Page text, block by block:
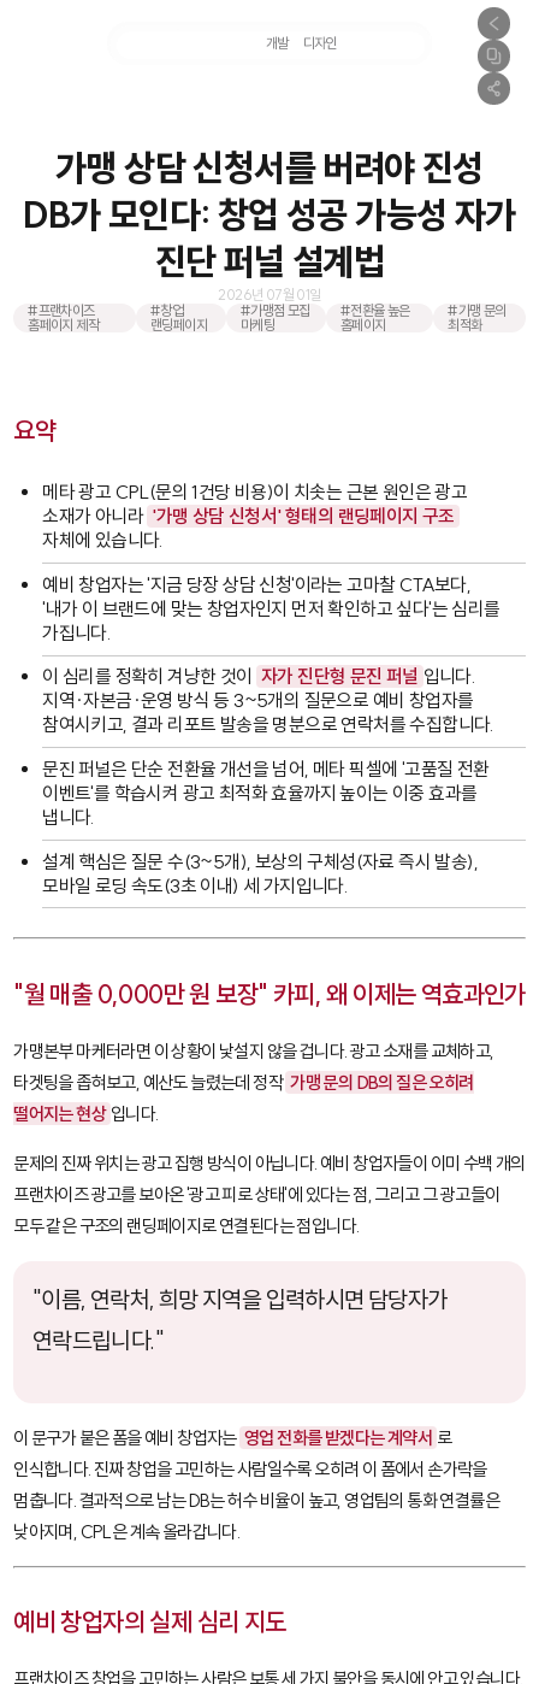
개발 디자인
가맹 상담 신청서를 버려야 진성
DB가 모인다: 창업 성공 가능성 자가
진단 퍼널 설계법
2026년 07월 01일
#프랜차이즈
홈페이지 제작
#창업
랜딩페이지
#가맹점 모집
마케팅
#전환율 높은
홈페이지
#가맹 문의
최적화
요약
메타 광고 CPL(문의 1건당 비용)이 치솟는 근본 원인은 광고
소재가 아니라 '가맹 상담 신청서' 형태의 랜딩페이지 구조
자체에 있습니다.
예비 창업자는 '지금 당장 상담 신청'이라는 고마찰 CTA보다,
'내가 이 브랜드에 맞는 창업자인지 먼저 확인하고 싶다'는 심리를
가집니다.
이 심리를 정확히 겨냥한 것이
자가 진단형 문진 퍼널 입니다.
지역·자본금·운영 방식 등 3~5개의 질문으로 예비 창업자를
참여시키고, 결과 리포트 발송을 명분으로 연락처를 수집합니다.
문진 퍼널은 단순 전환율 개선을 넘어, 메타 픽셀에 '고품질 전환
이벤트'를 학습시켜 광고 최적화 효율까지 높이는 이중 효과를
냅니다.
설계 핵심은 질문 수(3~5개), 보상의 구체성(자료 즉시 발송),
모바일 로딩 속도(3초 이내) 세 가지입니다.
"월 매출 0,000만 원 보장" 카피, 왜 이제는 역효과인가
가맹본부 마케터라면 이 상황이 낯설지 않을 겁니다. 광고 소재를 교체하고,
타겟팅을 좁혀보고, 예산도 늘렸는데 정작 가맹 문의 DB의 질은 오히려
떨어지는 현상 입니다.
문제의 진짜 위치는 광고 집행 방식이 아닙니다. 예비 창업자들이 이미 수백 개의
프랜차이즈 광고를 보아온 '광고 피로 상태'에 있다는 점, 그리고 그 광고들이
모두 같은 구조의 랜딩페이지로 연결된다는 점입니다.
"이름, 연락처, 희망 지역을 입력하시면 담당자가
연락드립니다."
이 문구가 붙은 폼을 예비 창업자는 영업 전화를 받겠다는 계약서 로
인식합니다. 진짜 창업을 고민하는 사람일수록 오히려 이 폼에서 손가락을
멈춥니다. 결과적으로 남는 DB는 허수 비율이 높고, 영업팀의 통화 연결률은
낮아지며, CPL은 계속 올라갑니다.
예비 창업자의 실제 심리 지도
프랜차이즈 창업을 고민하는 사람은 보통 세 가지 불안을 동시에 안고 있습니다.